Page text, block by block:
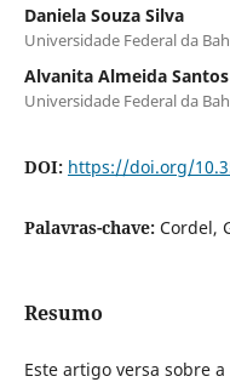
Daniela Souza Silva
Universidade Federal da
Alvanita Almeida Santos
Universidade Federal da
DOI: https://doi.org/
Palavras-chave: Cordel,
Resumo
Este artigo versa sobre